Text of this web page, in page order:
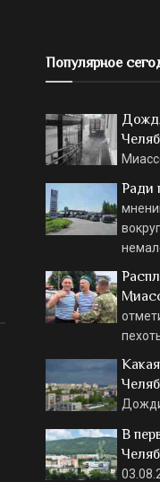
Популярное
Ради
В